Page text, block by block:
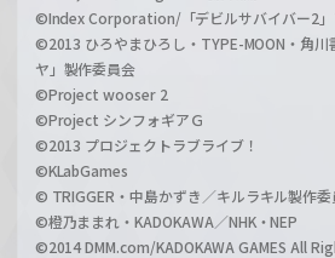
©Index Corporation/「デビルサバイバー2」
©2013 ひろやまひろし・TYPE-MOON・角
ヤ」製作委員会
©Project wooser 2
©Project シンフォギアＧ
©2013 プロジェクトラブライブ！
©KLabGames
© TRIGGER・中島かずき／キルラキル製作委
©橙乃ままれ・KADOKAWA／NHK・NEP
©2014 DMM.com/KADOKAWA GAMES All